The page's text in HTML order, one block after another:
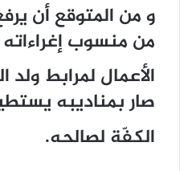
و من المتوقع أن
من منسوب
الأعمال لمرابط ولد
صار بمناديبه
الكفّة لصالحه.